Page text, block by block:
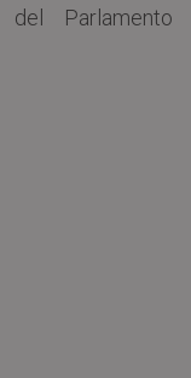
Parlamento